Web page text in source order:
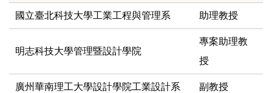
國立臺北科技大學工業工程與管理系 助理教授
明志科技大學管理暨設計學院
專案助理教
授
廣州華南理工大學設計學院工業設計系 副教授